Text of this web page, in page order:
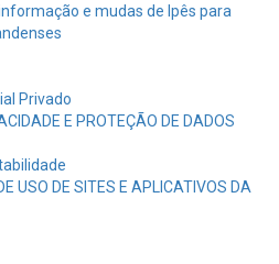
e mudas de Ipês para
Privado
E PROTEÇÃO DE DADOS
USO DE SITES E APLICATIVOS DA